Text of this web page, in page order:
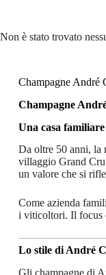
Non è stato trovato
Champagne André
Champagne
Una casa
Da oltre 50 anni, la
villaggio Grand
un valore che si
Come azienda
i viticoltori. Il focus
Lo stile di André